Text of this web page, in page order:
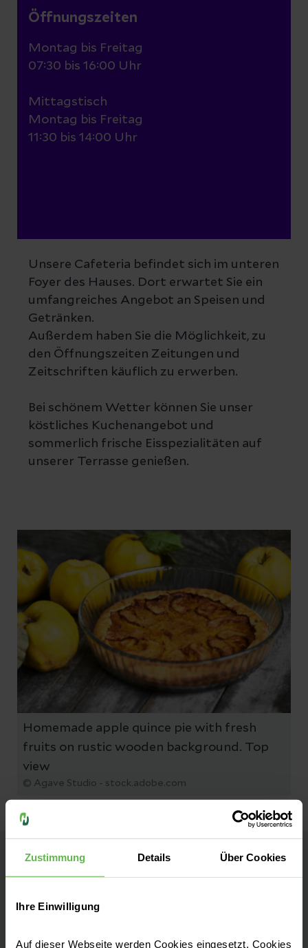
Zustimmung Details Über Cookies
Ihre Einwilligung
Auf dieser Webseite werden Cookies eingesetzt. Cookies
Öffnungszeiten
Montag bis Freitag
07:30 bis 16:00 Uhr
Mittagstisch
Montag bis Freitag
11:30 bis 14:00 Uhr
Unsere Cafeteria befindet sich im unteren
Foyer des Hauses. Dort erwartet Sie ein
umfangreiches Angebot an Speisen und
Getränken.
Außerdem haben Sie die Möglichkeit, zu
den Öffnungszeiten Zeitungen und
Zeitschriften käuflich zu erwerben.
Bei schönem Wetter können Sie unser
köstliches Kuchenangebot und
sommerlich frische Eisspezialitäten auf
unserer Terrasse genießen.
Homemade apple quince pie with fresh
fruits on rustic wooden background. Top
view
© Agave Studio - stock.adobe.com
Kontakt